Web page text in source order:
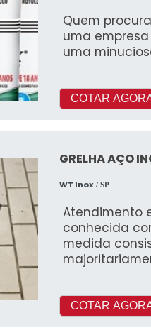
Quem
uma
uma
COTAR
GRELHA AÇO
WT Inox / SP
Atendimento
conhecida
medida
COTAR